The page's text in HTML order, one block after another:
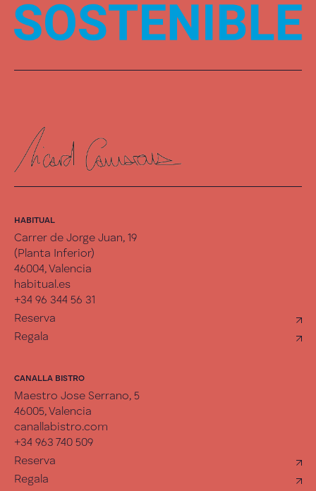
HABITUAL
Carrer de Jorge Juan, 19
(Planta Inferior)
46004, Valencia
habitual.es
+34 96 344 56 31
Reserva
Regala
CANALLA BISTRO
Maestro Jose Serrano, 5
46005, Valencia
canallabistro.com
+34 963 740 509
Reserva
Regala